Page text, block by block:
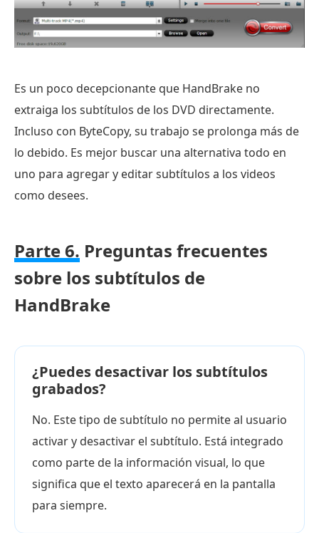
Es un poco decepcionante que HandBrake no
extraiga los subtítulos de los DVD directamente.
Incluso con ByteCopy, su trabajo se prolonga más de
lo debido. Es mejor buscar una alternativa todo en
uno para agregar y editar subtítulos a los videos
como desees.
Parte 6. Preguntas frecuentes
sobre los subtítulos de
HandBrake
¿Puedes desactivar los subtítulos
grabados?
No. Este tipo de subtítulo no permite al usuario
activar y desactivar el subtítulo. Está integrado
como parte de la información visual, lo que
significa que el texto aparecerá en la pantalla
para siempre.